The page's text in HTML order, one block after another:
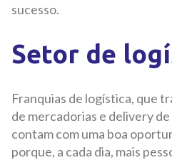
sucesso.
Setor de
Franquias de logística, que
de mercadorias e delivery
contam com uma boa
porque, a cada dia, mais